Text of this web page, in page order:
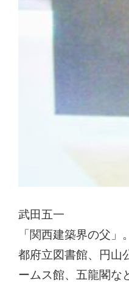
武田五一
「関西建築界の父
都府立図書館、円山
ームス館、五龍閣な